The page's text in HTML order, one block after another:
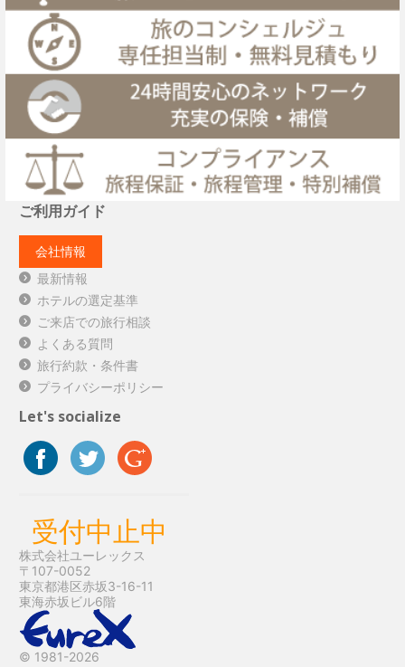
ご利用ガイド
会社情報
最新情報
ホテルの選定基準
ご来店での旅行相談
よくある質問
旅行約款・条件書
プライバシーポリシー
Let's socialize
受付中止中
株式会社ユーレックス
〒107-0052
東京都港区赤坂3-16-11
東海赤坂ビル6階
© 1981-2026